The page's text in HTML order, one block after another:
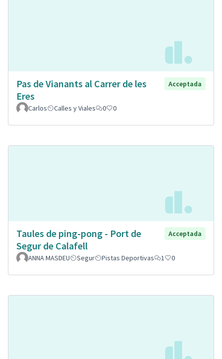
Pas de Vianants al Carrer de les
Eres
Acceptada
Carlos Calles y Viales 0 0
Taules de ping-pong - Port de
Segur de Calafell
Acceptada
ANNA MASDEU Segur Pistas Deportivas 1 0